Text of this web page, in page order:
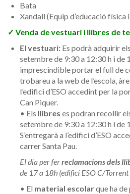
Bata
Xandall (Equip d’educació física
✓ Venda de vestuari i llibres de
El vestuari: Es podrà adquirir
setembre de 9:30 a 12:30 h i de
imprescindible portar el full de
trobareu a la web de l’escola,
l’edifici d’ESO accedint per la
Can Piquer.
• Els llibres es podran recollir
setembre de 9:30 a 12:30 h i de
S’entregarà a l’edifici d’ESO
carrer Santa Pau.
El dia per ferreclamacions dels
de 17 a 18h (edifici ESO C/Torrent
• El material escolarque ha